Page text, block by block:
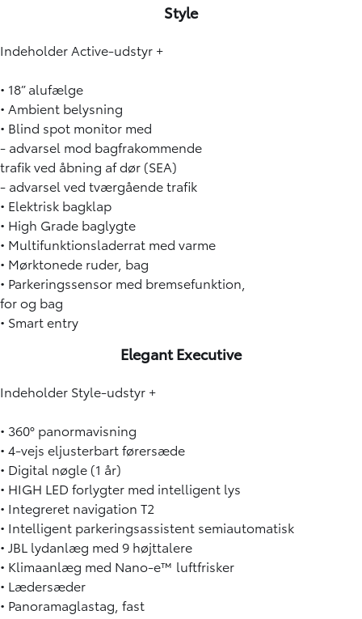
Style
Indeholder Active-udstyr +
• 18” alufælge
• Ambient belysning
• Blind spot monitor med
- advarsel mod bagfrakommende
trafik ved åbning af dør (SEA)
- advarsel ved tværgående trafik
• Elektrisk bagklap
• High Grade baglygte
• Multifunktionsladerrat med varme
• Mørktonede ruder, bag
• Parkeringssensor med bremsefunktion,
for og bag
• Smart entry
Elegant Executive
Indeholder Style-udstyr +
• 360° panormavisning
• 4-vejs eljusterbart førersæde
• Digital nøgle (1 år)
• HIGH LED forlygter med intelligent lys
• Integreret navigation T2
• Intelligent parkeringsassistent semiautomatisk
• JBL lydanlæg med 9 højttalere
• Klimaanlæg med Nano-e™ luftfrisker
• Lædersæder
• Panoramaglastag, fast